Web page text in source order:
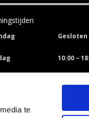
te
Gesloten
10:00 –
10:00 –